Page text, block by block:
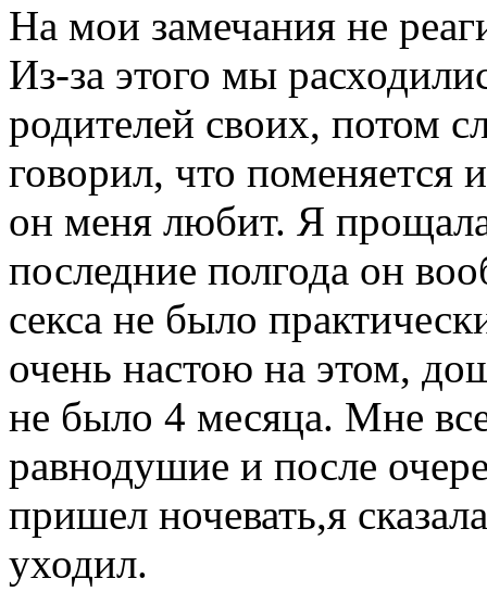
На мои замечания не
Из-за этого мы
родителей своих, потом
говорил, что поменяется
он меня любит. Я
последние полгода он
секса не было
очень настою на этом,
не было 4 месяца. Мне
равнодушие и после
пришел ночевать,я
уходил.